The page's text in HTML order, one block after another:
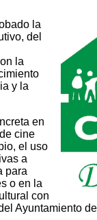
la
del
la
y la
en
cine
el uso
a
para
o en la
con
Ayuntamiento